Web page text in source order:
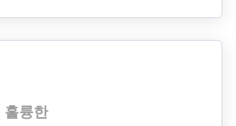
훌륭한